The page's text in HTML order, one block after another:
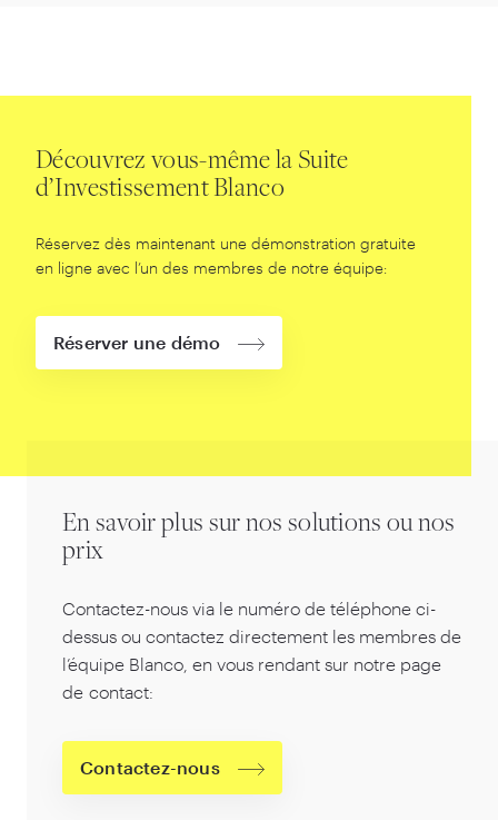
Découvrez vous-même la Suite
d’Investissement Blanco
Réservez dès maintenant une démonstration gratuite
en ligne avec l’un des membres de notre équipe:
Réserver une démo
En savoir plus sur nos solutions ou nos
prix
Contactez-nous via le numéro de téléphone ci-
dessus ou contactez directement les membres de
l’équipe Blanco, en vous rendant sur notre page
de contact:
Contactez-nous